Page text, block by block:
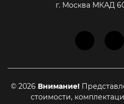
г. Москва МКАД
© 2026 Внимание!
стоимости,